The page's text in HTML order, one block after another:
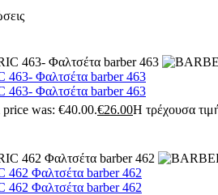
Φαλτσέτα barber 463
Φαλτσέτα barber 463
was: €40.00.€26.00Η τρέχουσα
Φαλτσέτα barber 462
Φαλτσέτα barber 462